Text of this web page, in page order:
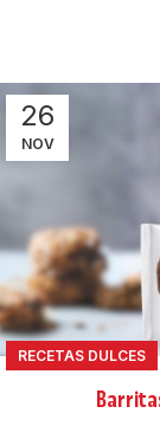
26
NOV
RECETAS DULCES